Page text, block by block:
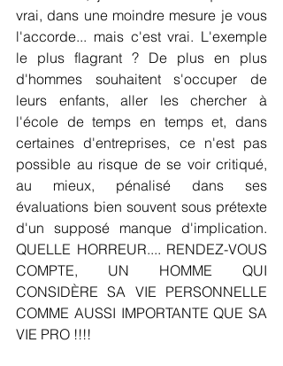
vrai, dans une moindre mesure je vous
l'accorde... mais c'est vrai. L'exemple
le plus flagrant ? De plus en plus
d'hommes souhaitent s'occuper de
leurs enfants, aller les chercher à
l'école de temps en temps et, dans
certaines d'entreprises, ce n'est pas
possible au risque de se voir critiqué,
au mieux, pénalisé dans ses
évaluations bien souvent sous prétexte
d'un supposé manque d'implication.
QUELLE HORREUR.... RENDEZ-VOUS
COMPTE, UN HOMME QUI
CONSIDÈRE SA VIE PERSONNELLE
COMME AUSSI IMPORTANTE QUE SA
VIE PRO !!!!